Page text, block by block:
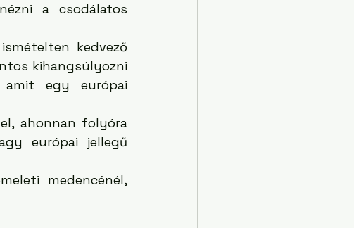
a csodálatos
kedvező
kihangsúlyozni
egy európai
ahonnan folyóra
európai jellegű
medencénél,